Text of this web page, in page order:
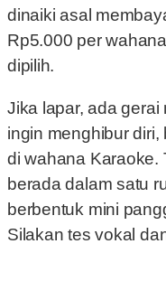
dinaiki asal
Rp5.000 per
dipilih.
Jika lapar, ada
ingin menghibur diri,
di wahana Karaoke.
berada dalam satu
berbentuk mini
Silakan tes vokal